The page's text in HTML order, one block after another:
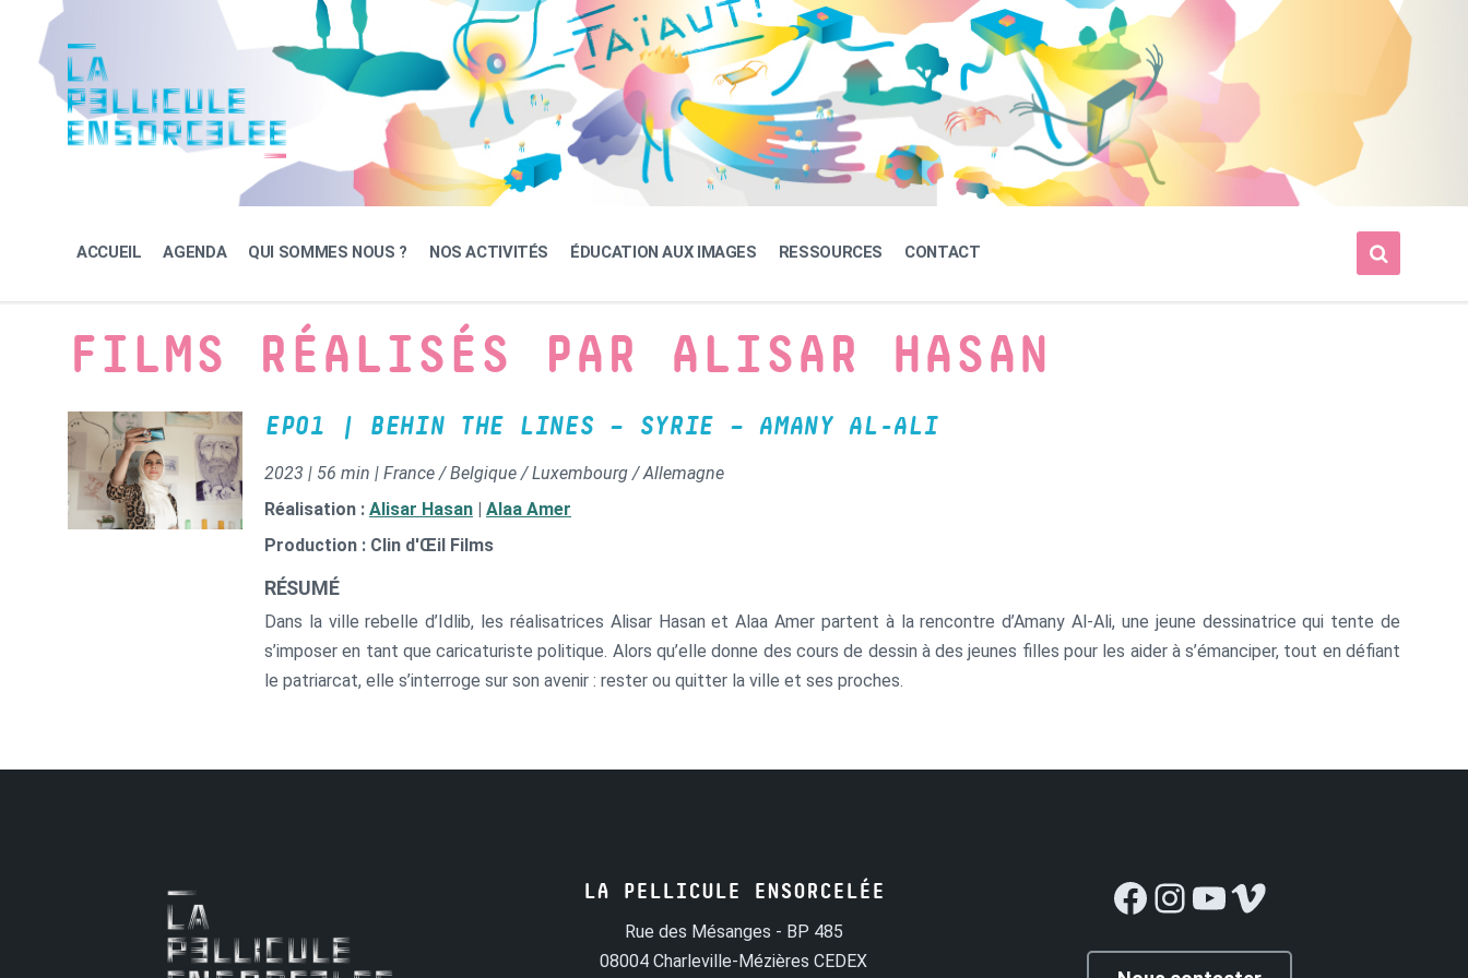
content
navigation
footer
ACCUEIL AGENDA QUI SOMMES NOUS ? NOS ACTIVITÉS ÉDUCATION AUX IMAGES RESSOURCES CONTACT
FILMS RÉALISÉS PAR ALISAR HASAN
EP01 | BEHIN THE LINES – SYRIE – AMANY AL-ALI
2023 | 56 min | France / Belgique / Luxembourg / Allemagne
Réalisation : Alisar Hasan | Alaa Amer
Production : Clin d'Œil Films
RÉSUMÉ
Dans la ville rebelle d’Idlib, les réalisatrices Alisar Hasan et Alaa Amer partent à la rencontre d’Amany Al-Ali, une jeune dessinatrice qui tente de
s’imposer en tant que caricaturiste politique. Alors qu’elle donne des cours de dessin à des jeunes filles pour les aider à s’émanciper, tout en défiant
le patriarcat, elle s’interroge sur son avenir : rester ou quitter la ville et ses proches.
LA PELLICULE ENSORCELÉE
Rue des Mésanges - BP 485
08004 Charleville-Mézières CEDEX
Facebook
Instagram
YouTube
Vimeo